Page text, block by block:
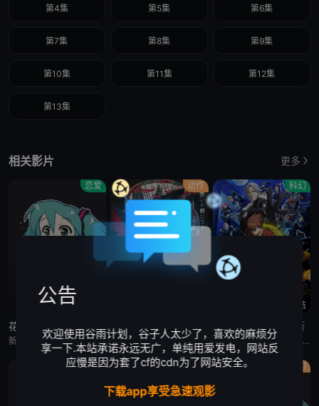
第4集 第5集 第6集
第7集 第8集 第9集
第10集 第11集 第12集
第13集
相关影片 更多
恋爱
更新至4集
花织即使是转生也想打架
新垣樽助,福山润,関根明良,星希成奏,上田瞳,徳井青空,稗田寧々,高桥李依,五十嵐裕美,伊藤彩沙,日笠阳子,内田真礼,古木のぞみ,大井麻利衣,福嶋晴菜,水森ちこ,后藤彩佐,华成结,春海百乃,铃木日菜,原凉歌,海野水玉,大塚明夫,真野恭辅,神谷浩史,斎藤千和,古木のぞみ,大井麻利衣,浅见香月,原凉歌,柳晃平
动作
缎带骑士
门仓早彩,小林星兰,内山昂辉,新谷真弓
科幻
已完结
人造人009 涅墨西斯
梶裕贵,皆川纯子,宫野真守,早见沙织,杉田智和,安元洋贵,鹿糠光明,利根健太朗,林勇,山路和弘,中村悠一,日高里菜,细谷佳正,神谷浩史,井上喜久子,稻田彻,若山诗音,内田真礼,佐仓绫音,奈良彻,下野纮
原创 原创 奇幻
公告
欢迎使用谷雨计划，谷子人太少了，喜欢的麻烦分
享一下.本站承诺永远无广，单纯用爱发电，网站反
应慢是因为套了cf的cdn为了网站安全。
下载app享受急速观影